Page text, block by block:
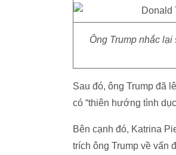
Ông Trump nhắc
Sau đó, ông Trump đã
có “thiên hướng tình
Bên cạnh đó, Katrina
trích ông Trump về vấn